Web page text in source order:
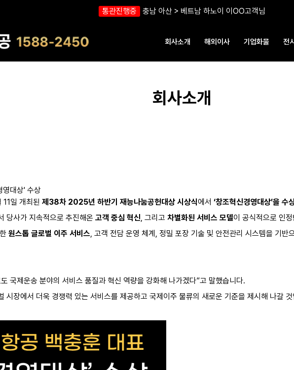
현지배송중 수원 > 일본 치바이OO고객님
통관진행중 대전 > 인도네시아 쿠칭 박OO고객님
현지배송중 수원 > 캐나다 벤쿠버장OO고객님
현지배송중 화성 동탄 > 호주 멜버른 김OO고객님
현지배송중 대구 > 베트남 나트랑임OO고객님
통관진행중 서울 대치 > 미국 LA기OO고객님
통관진행중 베트남 나트랑 > 세종서OO고객님
통관진행중 충남 아산 > 베트남 하노이 이OO고객님
통관진행중 울산 > 베트남 호치민이OO고객님
통관진행중 고양 일산 > 인도 뉴델리 김OO고객님
통관진행중 서울 강남 > 베트남 하노이 동OO 고객님
포장작업중 필리핀 마닐라 > 성남오OO고객님
포장작업중 베트남 하노이 > 대구정OO고객님
포장작업중 창원 > 베트남 호치민이OO 고객님
해상운송중 성남 분당 > 베트남 호치민 장OO 고객님
해상운송중 인천 송도 > 호주 시드니 에핑이OO 고객님
해상운송중 부천 > 베트남 호치민김OO고객님
해상운송중 서울 강서 > 말레이시아 쿠알라룸푸르최oo 고객
해상운송중 용인 > 필리핀 마닐라민oo 고객님
해상운송중 서울 마포 > 미국 오하이오 김oo 고객님
해상운송중 중국 염성 > 천안조oo 고객님
해상운송중 베트남 하노이 > 충북 괴산 안oo 고객님
해상운송중 중국 남경 >인천 미추홀최OO 고객님
견적진행중 일산 서구 > 미국 테네시 어OO 고객님
견적진행중 서울 송파 > 호치민 타오디연주OO 고객님
견적진행중 부산 남구 > 파나마 파나마시티CaOOO 고객
견적진행중 일산 덕이동 > 캐나다 몬트리올 서OO고객
통관진행중 서울 동작구 > 말레이시아 쿠알라룸푸르우OO고객
견적진행중 베트남 하노이 > 미국 알라바마 이OO고객
견적진행중 대전 동구 > 인도네시아 자카르타임OO고객
회사소개 해외이사 기업화물 전
회사소개
영대상' 수상
일 개최된 제38차 2025년 하반기 재능나눔공헌대상 시상식에서 ‘창조혁신경영대상’을 수
당사가 지속적으로 추진해온 고객 중심 혁신, 그리고 차별화된 서비스 모델이 공식적으로 인
원스톱 글로벌 이주 서비스, 고객 전담 운영 체계, 정밀 포장 기술 및 안전관리 시스템을 기반
국제운송 분야의 서비스 품질과 혁신 역량을 강화해 나가겠다”고 말했습니다.
시장에서 더욱 경쟁력 있는 서비스를 제공하고 국제이주 물류의 새로운 기준을 제시해 나갈